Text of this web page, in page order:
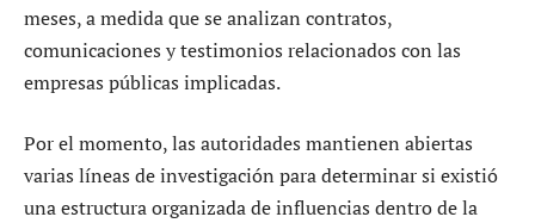
meses, a medida que se analizan contratos,
comunicaciones y testimonios relacionados con las
empresas públicas implicadas.
Por el momento, las autoridades mantienen abiertas
varias líneas de investigación para determinar si existió
una estructura organizada de influencias dentro de la